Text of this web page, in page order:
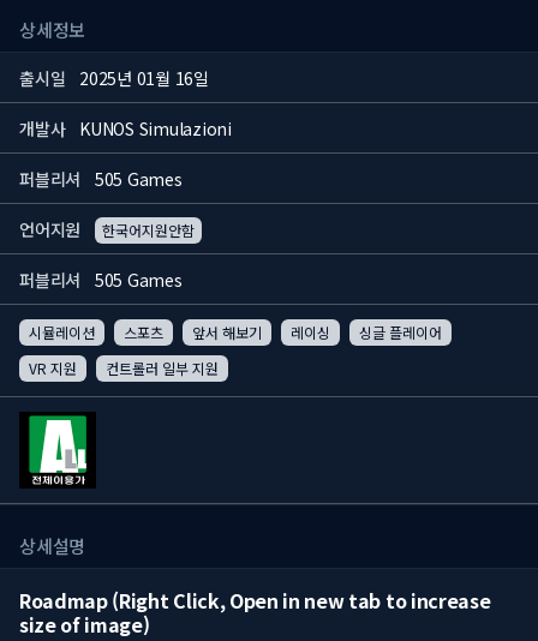
상세정보
출시일 2025년 01월 16일
개발사 KUNOS Simulazioni
퍼블리셔 505 Games
언어지원 한국어지원안함
퍼블리셔 505 Games
시뮬레이션 스포츠 앞서 해보기 레이싱
싱글 플레이어
VR 지원
컨트롤러 일부 지원
상세설명
Roadmap (Right Click, Open in new tab to increase
size of image)